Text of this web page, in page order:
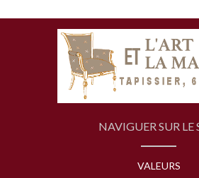
NAVIGUER SUR LE
VALEURS